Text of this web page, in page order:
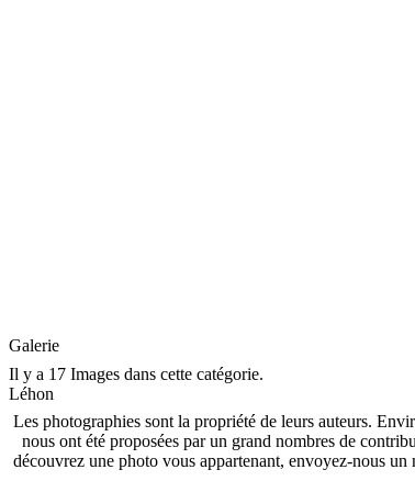
Galerie
Il y a 17 Images dans cette catégorie.
Léhon
Les photographies sont la propriété de leurs auteurs.
nous ont été proposées par un grand nombres de
découvrez une photo vous appartenant, envoyez-nous